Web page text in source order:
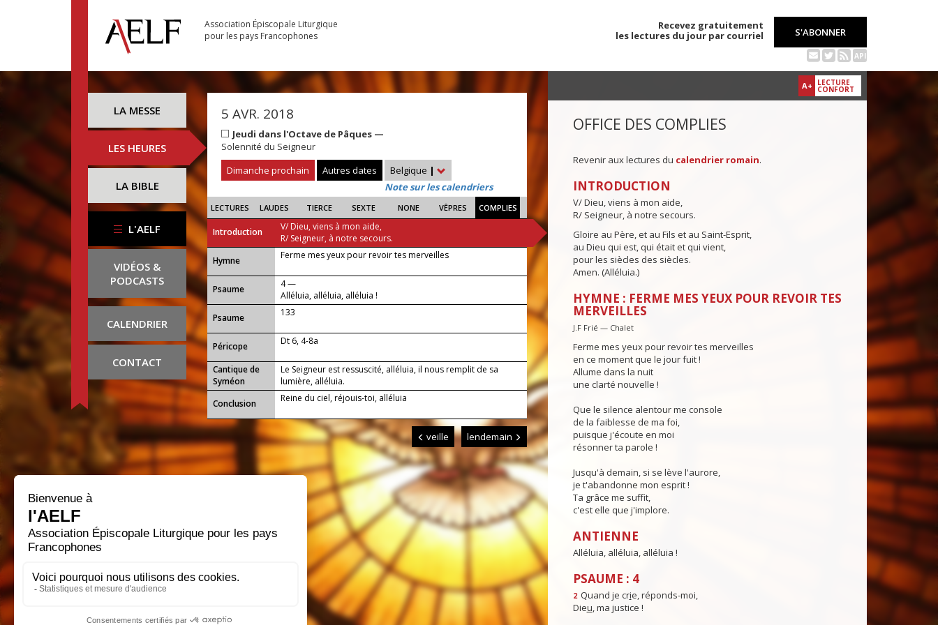
Association Épiscopale Liturgique
pour les pays Francophones
Recevez gratuitement
les lectures du jour par courriel
S'ABONNER
API
LA MESSE
LES HEURES
LA BIBLE
L'AELF
VIDÉOS &
PODCASTS
CALENDRIER
CONTACT
5 AVR. 2018
Jeudi dans l'Octave de Pâques —
Solennité du Seigneur
Dimanche prochain
Autres dates Belgique |
Note sur les calendriers
LECTURES LAUDES TIERCE SEXTE NONE VÊPRES COMPLIES
Introduction
V/ Dieu, viens à mon aide,
R/ Seigneur, à notre secours.
...
Hymne Ferme mes yeux pour revoir tes merveilles
Psaume
4 —
Alléluia, alléluia, alléluia !
Psaume
133
Péricope Dt 6, 4-8a
Cantique de
Syméon
Le Seigneur est ressuscité, alléluia, il nous remplit de sa
lumière, alléluia.
Conclusion
Reine du ciel, réjouis-toi, alléluia
veille lendemain
A+ LECTURE
CONFORT
OFFICE DES COMPLIES
Revenir aux lectures du calendrier romain.
INTRODUCTION
V/ Dieu, viens à mon aide,
R/ Seigneur, à notre secours.
Gloire au Père, et au Fils et au Saint-Esprit,
au Dieu qui est, qui était et qui vient,
pour les siècles des siècles.
Amen. (Alléluia.)
HYMNE : FERME MES YEUX POUR REVOIR TES
MERVEILLES
J.F Frié — Chalet
Ferme mes yeux pour revoir tes merveilles
en ce moment que le jour fuit !
Allume dans la nuit
une clarté nouvelle !
Que le silence alentour me console
de la faiblesse de ma foi,
puisque j'écoute en moi
résonner ta parole !
Jusqu'à demain, si se lève l'aurore,
je t'abandonne mon esprit !
Ta grâce me suffit,
c'est elle que j'implore.
ANTIENNE
Alléluia, alléluia, alléluia !
PSAUME : 4
2 Quand je crie, réponds-moi,
Dieu, ma justice !